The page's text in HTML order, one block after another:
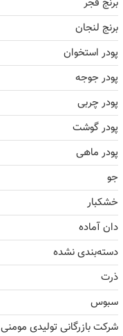
برنج لنجان
پودر استخوان
پودر جوجه
پودر چربی
پودر گوشت
پودر ماهی
جو
خشکبار
دان آماده
دسته‌بندی نشده
ذرت
سبوس
شرکت بازرگانی تولیدی مومنی